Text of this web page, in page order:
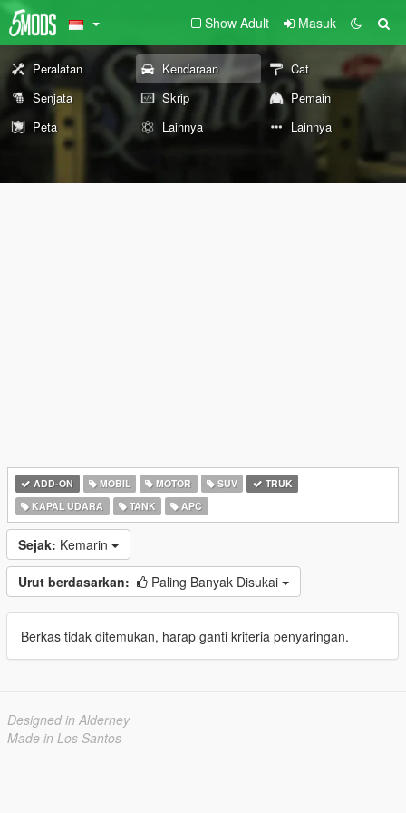
Show Adult Masuk
Peralatan Kendaraan
Cat
Senjata
Skrip
Pemain
Peta
Lainnya Lainnya
ADD-ON MOBIL MOTOR SUV
TRUK
KAPAL UDARA
TANK APC
Sejak: Kemarin
Urut berdasarkan: Paling Banyak Disukai
Berkas tidak ditemukan, harap ganti kriteria penyaringan.
Designed in Alderney
Made in Los Santos